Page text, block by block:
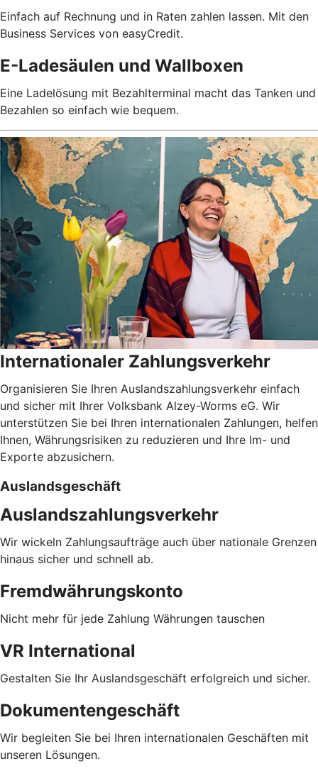
Einfach auf Rechnung und in Raten zahlen lassen. Mit den
Business Services von easyCredit.
E-Ladesäulen und Wallboxen
Eine Ladelösung mit Bezahlterminal macht das Tanken und
Bezahlen so einfach wie bequem.
Internationaler Zahlungsverkehr
Organisieren Sie Ihren Auslandszahlungsverkehr einfach
und sicher mit Ihrer Volksbank Alzey-Worms eG. Wir
unterstützen Sie bei Ihren internationalen Zahlungen, helfen
Ihnen, Währungsrisiken zu reduzieren und Ihre Im- und
Exporte abzusichern.
Auslandsgeschäft
Auslandszahlungsverkehr
Wir wickeln Zahlungsaufträge auch über nationale Grenzen
hinaus sicher und schnell ab.
Fremdwährungskonto
Nicht mehr für jede Zahlung Währungen tauschen
VR International
Gestalten Sie Ihr Auslandsgeschäft erfolgreich und sicher.
Dokumentengeschäft
Wir begleiten Sie bei Ihren internationalen Geschäften mit
unseren Lösungen.